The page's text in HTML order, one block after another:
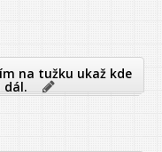
na tužku ukaž kde
dál.